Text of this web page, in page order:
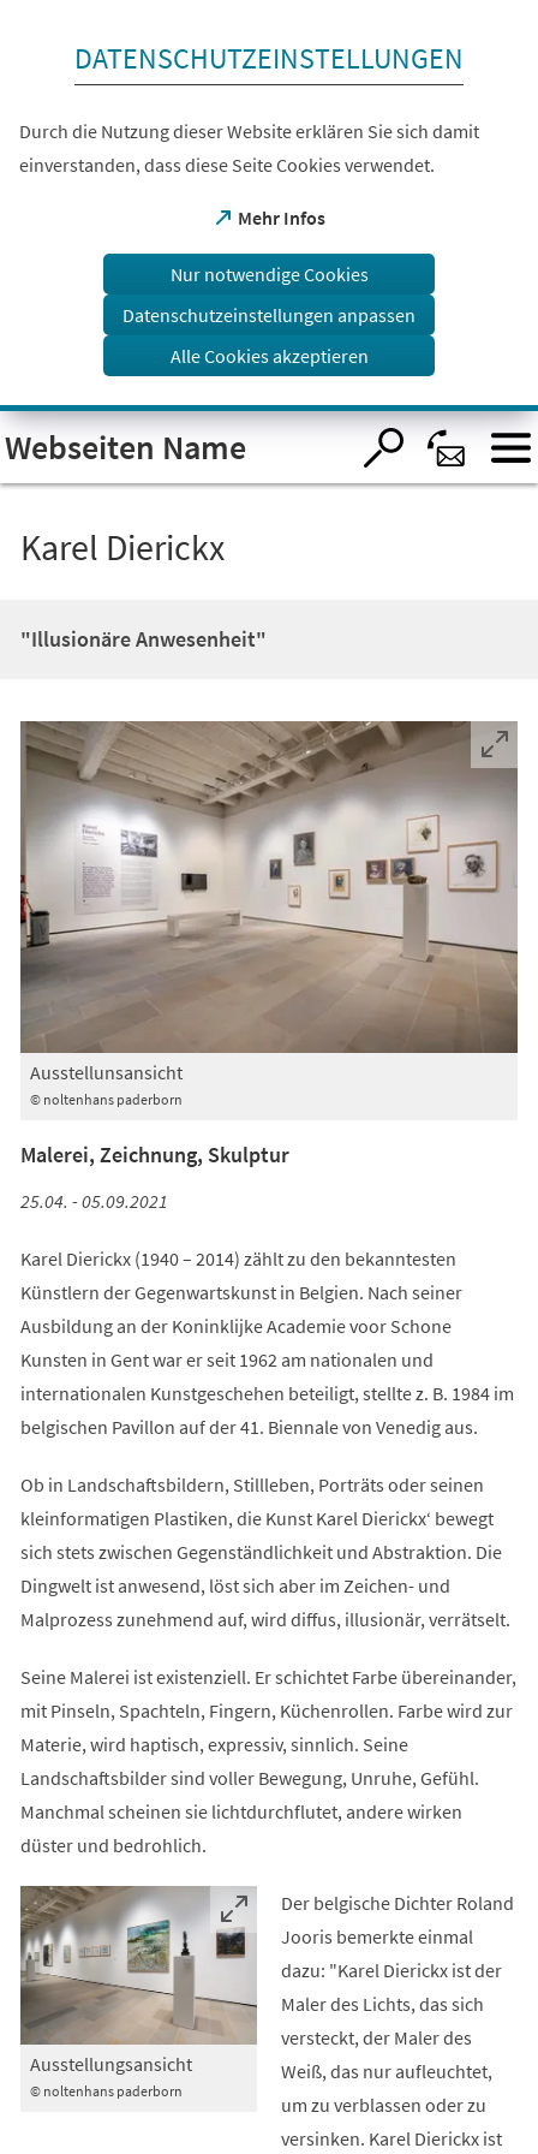
Visuelle
Assistenzsoftware
öffnen.
DATENSCHUTZEINSTELLUNGEN
Durch die Nutzung dieser Website erklären Sie sich damit
einverstanden, dass diese Seite Cookies verwendet.
Mehr Infos
(Öffnet
einem
Tab)
Nur notwendige Cookies
Datenschutzeinstellungen anpassen
Alle Cookies akzeptieren
Webseiten Name
Karel Dierickx
"Illusionäre Anwesenheit"
© noltenhans paderborn
Ausstellunsansicht
Malerei, Zeichnung, Skulptur
25.04. - 05.09.2021
Karel Dierickx (1940 – 2014) zählt zu den bekanntesten
Künstlern der Gegenwartskunst in Belgien. Nach seiner
Ausbildung an der Koninklijke Academie voor Schone
Kunsten in Gent war er seit 1962 am nationalen und
internationalen Kunstgeschehen beteiligt, stellte z. B. 1984 im
belgischen Pavillon auf der 41. Biennale von Venedig aus.
Ob in Landschaftsbildern, Stillleben, Porträts oder seinen
kleinformatigen Plastiken, die Kunst Karel Dierickx‘ bewegt
sich stets zwischen Gegenständlichkeit und Abstraktion. Die
Dingwelt ist anwesend, löst sich aber im Zeichen- und
Malprozess zunehmend auf, wird diffus, illusionär, verrätselt.
Seine Malerei ist existenziell. Er schichtet Farbe übereinander,
mit Pinseln, Spachteln, Fingern, Küchenrollen. Farbe wird zur
Materie, wird haptisch, expressiv, sinnlich. Seine
Landschaftsbilder sind voller Bewegung, Unruhe, Gefühl.
Manchmal scheinen sie lichtdurchflutet, andere wirken
düster und bedrohlich.
© noltenhans paderborn
Ausstellungsansicht
Der belgische Dichter Roland
Jooris bemerkte einmal
dazu: "Karel Dierickx ist der
Maler des Lichts, das sich
versteckt, der Maler des
Weiß, das nur aufleuchtet,
um zu verblassen oder zu
versinken. Karel Dierickx ist